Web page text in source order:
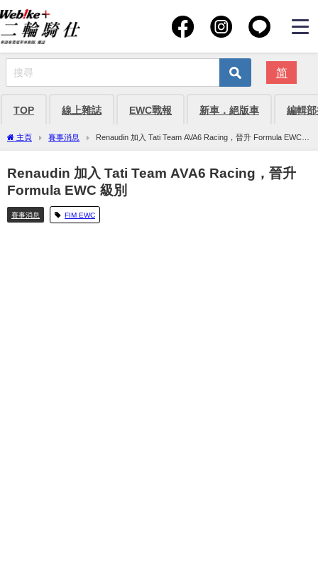
简
TOP 線上雜誌 EWC戰報 新車．絕版車 編輯
主頁 賽事消息
Renaudin 加入 Tati Team AVA6 Racing，晉升 Formula EWC
級別
Renaudin 加入 Tati Team AVA6 Racing，晉升
Formula EWC 級別
賽事消息 FIM EWC